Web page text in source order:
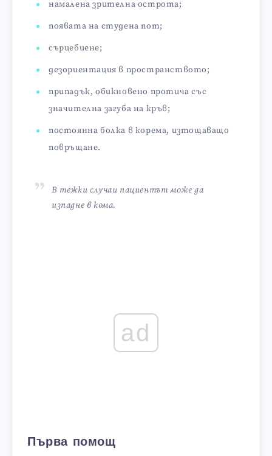
намалена зрителна острота;
появата на студена пот;
сърцебиене;
дезориентация в пространството;
припадък, обикновено протича със
значителна загуба на кръв;
постоянна болка в корема, изтощаващо
повръщане.
В тежки случаи пациентът може да
изпадне в кома.
ad
Първа помощ